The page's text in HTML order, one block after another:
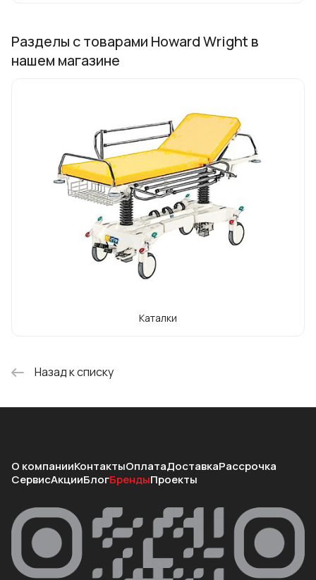
Разделы с товарами Howard Wright в
нашем магазине
Каталки
Назад к списку
О компанииКонтактыОплатаДоставкаРассрочка
СервисАкцииБлогБрендыПроекты